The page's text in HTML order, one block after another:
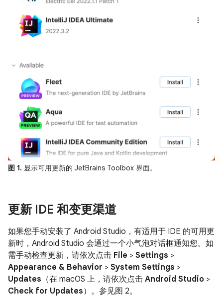
图 1. 显示可用更新的 JetBrains Toolbox 界面。
更新 IDE 和变更渠道
如果您手动安装了 Android Studio，有适用于 IDE 的可用更
新时，Android Studio 会通过一个小气泡对话框通知您。如
需手动检查更新，请依次点击 File > Settings >
Appearance & Behavior > System Settings >
Updates （在 macOS 上，请依次点击 Android Studio >
Check for Updates）。参见图 2。